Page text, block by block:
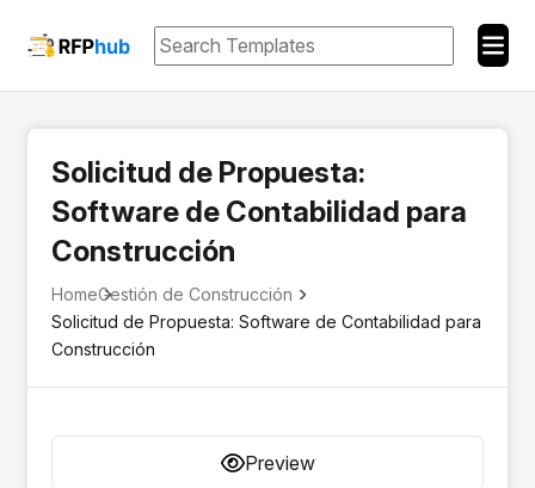
Solicitud de Propuesta:
Software de Contabilidad para
Construcción
HomeGestión de Construcción
Solicitud de Propuesta: Software de Contabilidad para
Construcción
Preview